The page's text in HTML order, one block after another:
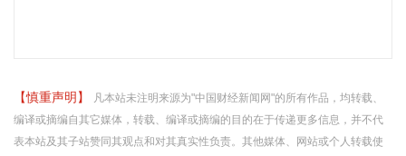
【慎重声明】
凡本站未注明来源为"中国财经新闻网"的所有作品，均转载、
编译或摘编自其它媒体，转载、编译或摘编的目的在于传递更多信息，并不代
表本站及其子站赞同其观点和对其真实性负责。其他媒体、网站或个人转载使